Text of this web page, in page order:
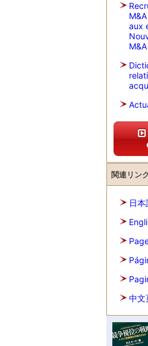
aux
M&A
関連リンク
日本
中文